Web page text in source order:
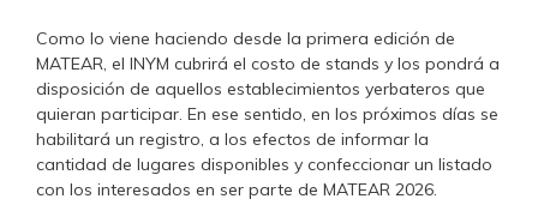
Como lo viene haciendo desde la primera edición de
MATEAR, el INYM cubrirá el costo de stands y los pondrá a
disposición de aquellos establecimientos yerbateros que
quieran participar. En ese sentido, en los próximos días se
habilitará un registro, a los efectos de informar la
cantidad de lugares disponibles y confeccionar un listado
con los interesados en ser parte de MATEAR 2026.